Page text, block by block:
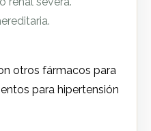
otros fármacos para
para hipertensión